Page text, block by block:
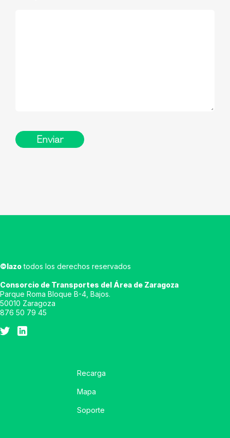
©lazotodos los derechos reservados
Consorcio de Transportes del Área de Zaragoza
Parque Roma Bloque B-4, Bajos.
50010 Zaragoza
876 50 79 45
Recarga
Mapa
Soporte